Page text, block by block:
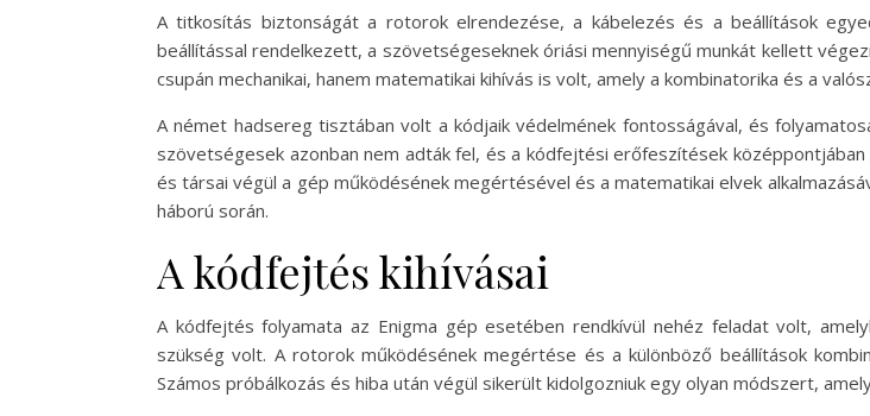
A titkosítás biztonságát a rotorok elrendezése, a kábelezés és a beállítások
beállítással rendelkezett, a szövetségeseknek óriási mennyiségű munkát kellett
csupán mechanikai, hanem matematikai kihívás is volt, amely a kombinatorika és a
A német hadsereg tisztában volt a kódjaik védelmének fontosságával, és
szövetségesek azonban nem adták fel, és a kódfejtési erőfeszítések
és társai végül a gép működésének megértésével és a matematikai elvek
háború során.
A kódfejtés kihívásai
A kódfejtés folyamata az Enigma gép esetében rendkívül nehéz feladat volt,
szükség volt. A rotorok működésének megértése és a különböző beállítások
Számos próbálkozás és hiba után végül sikerült kidolgozniuk egy olyan módszert,